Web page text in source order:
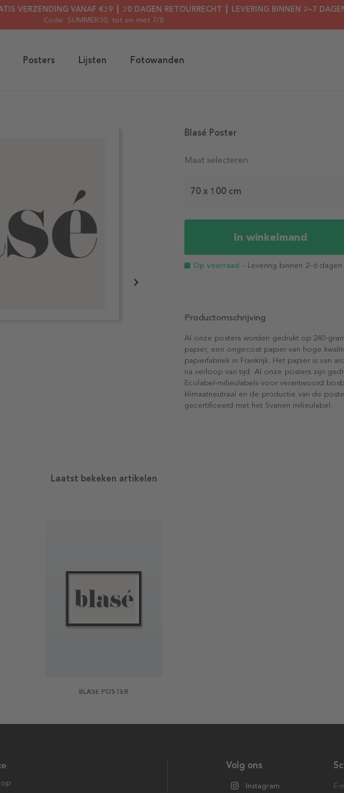
VERZENDING VANAF €39 ┃ 30 DAGEN RETOURRECHT ┃ LEVERING BINNEN 2–7
Code: SUMMER30, tot en met 7/8
Posters Lijsten Fotowanden
Maat selecteren
70 x 100 cm
In winkelmand
Op voorraad - Levering binnen 2–6 dagen
Blasé Poster
Productomschrijving
Al onze posters worden gedrukt op 240-
papier, een ongecoat papier van hoge
papierfabriek in Frankrijk. Het papier is van
na verloop van tijd. Al onze posters zijn
Ecolabel-milieulabels voor verantwoord
klimaatneutraal en de productie van de
gecertificeerd met het Svanen milieulabel.
Laatst bekeken artikelen
BLASÉ POSTER
E-
Volg ons
Instagram